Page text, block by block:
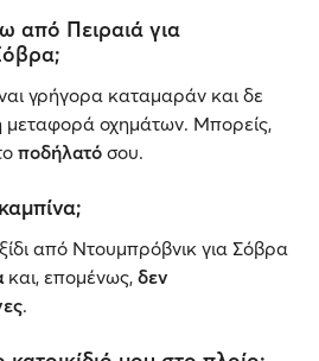
από Πειραιά για
γρήγορα καταμαράν και δε
μεταφορά οχημάτων. Μπορείς,
ποδήλατό σου.
από Ντουμπρόβνικ για Σόβρα
και, επομένως, δεν
.